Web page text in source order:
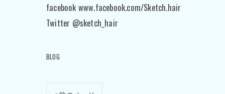
facebook www.facebook.com/Sketch.hair
Twitter @sketch_hair
BLOG